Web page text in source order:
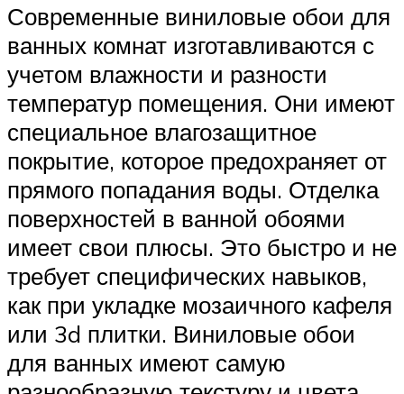
Современные виниловые обои для
ванных комнат изготавливаются с
учетом влажности и разности
температур помещения. Они имеют
специальное влагозащитное
покрытие, которое предохраняет от
прямого попадания воды. Отделка
поверхностей в ванной обоями
имеет свои плюсы. Это быстро и не
требует специфических навыков,
как при укладке мозаичного кафеля
или 3d плитки. Виниловые обои
для ванных имеют самую